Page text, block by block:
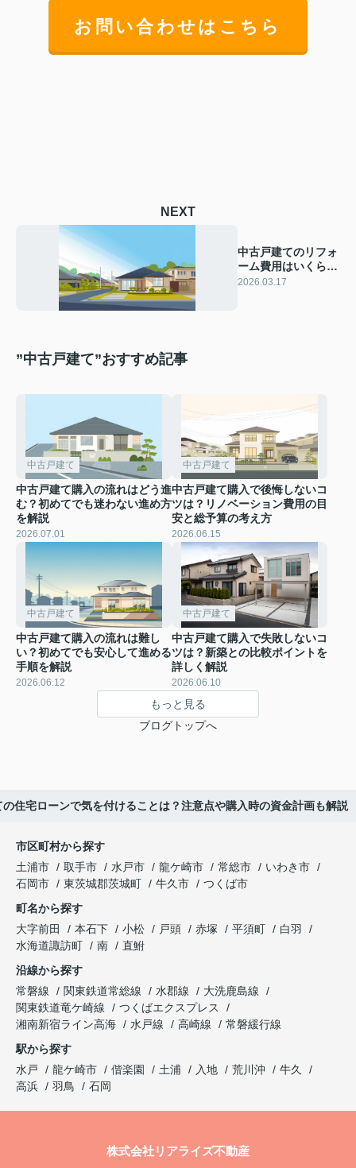
お問い合わせはこちら
NEXT
中古戸建てのリフォ
ーム費用はいくら？
目安と予算計画の考
2026.03.17
”中古戸建て”おすすめ記事
中古戸建て
中古戸建て購入の流れはどう進
む？初めてでも迷わない進め方
を解説
2026.07.01
中古戸建て
中古戸建て購入で後悔しないコ
ツは？リノベーション費用の目
安と総予算の考え方
2026.06.15
中古戸建て
中古戸建て購入の流れは難し
い？初めてでも安心して進める
手順を解説
2026.06.12
中古戸建て
中古戸建て購入で失敗しないコ
ツは？新築との比較ポイントを
詳しく解説
2026.06.10
もっと見る
ブログトップへ
の住宅ローンで気を付けることは？注意点や購入時の資金計画も解説
市区町村から探す
土浦市
取手市 水戸市 龍ケ崎市 常総市
いわき市
石岡市
東茨城郡茨城町 牛久市
つくば市
町名から探す
大字前田
本石下 小松 戸頭 赤塚 平須町
白羽
水海道諏訪町
南
直鮒
沿線から探す
常磐線
関東鉄道常総線 水郡線
大洗鹿島線
関東鉄道竜ケ崎線
つくばエクスプレス
湘南新宿ライン高海
水戸線 高崎線
常磐緩行線
駅から探す
水戸
龍ケ崎市 偕楽園 土浦 入地 荒川沖
牛久
高浜
羽鳥 石岡
株式会社リアライズ不動産